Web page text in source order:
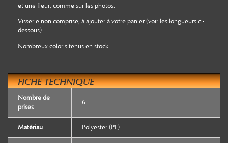
et une fleur, comme sur les photos.
Visserie non comprise, à ajouter à votre panier (voir les longueurs ci-
dessous)
Nombreux coloris tenus en stock.
FICHE TECHNIQUE
Nombre de
prises
6
Matériau Polyester (PE)